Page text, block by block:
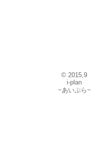
© 2015,9
i-plan
~あいぷら~